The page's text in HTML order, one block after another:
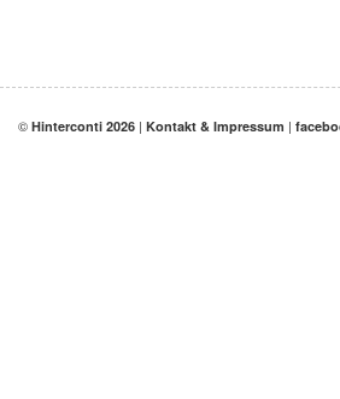
© Hinterconti 2026 | Kontakt & Impressum |